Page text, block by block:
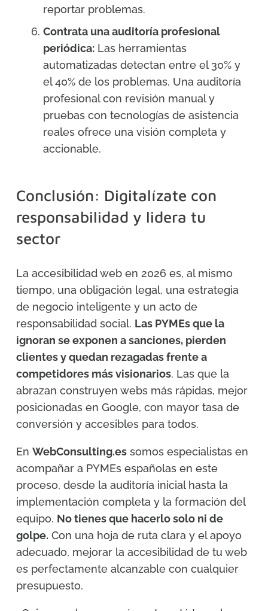
reportar problemas.
Contrata una auditoría profesional
periódica: Las herramientas
automatizadas detectan entre el 30% y
el 40% de los problemas. Una auditoría
profesional con revisión manual y
pruebas con tecnologías de asistencia
reales ofrece una visión completa y
accionable.
Conclusión: Digitalízate con
responsabilidad y lidera tu
sector
La accesibilidad web en 2026 es, al mismo
tiempo, una obligación legal, una estrategia
de negocio inteligente y un acto de
responsabilidad social. Las PYMEs que la
ignoran se exponen a sanciones, pierden
clientes y quedan rezagadas frente a
competidores más visionarios. Las que la
abrazan construyen webs más rápidas, mejor
posicionadas en Google, con mayor tasa de
conversión y accesibles para todos.
En WebConsulting.es somos especialistas en
acompañar a PYMEs españolas en este
proceso, desde la auditoría inicial hasta la
implementación completa y la formación del
equipo. No tienes que hacerlo solo ni de
golpe. Con una hoja de ruta clara y el apoyo
adecuado, mejorar la accesibilidad de tu web
es perfectamente alcanzable con cualquier
presupuesto.